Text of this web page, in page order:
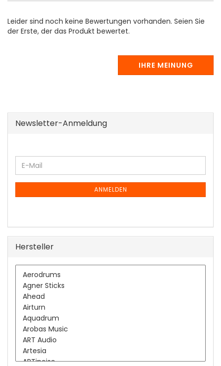
Leider sind noch keine Bewertungen vorhanden. Seien Sie
der Erste, der das Produkt bewertet.
IHRE MEINUNG
Newsletter-Anmeldung
WEITER
ZUR
NEWSLETTER-
E-
Mail
ANMELDEN
Hersteller